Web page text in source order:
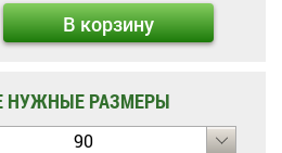
В корзину
НУЖНЫЕ РАЗМЕРЫ
90